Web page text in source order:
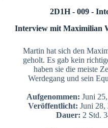
2D1H - 009 -
Interview mit Maximilian
Martin hat sich den
geholt. Es gab kein
haben sie die meiste
Werdegang und sein
Aufgenommen: Juni
Veröffentlicht: Juni 28,
Dauer: 2 Std.